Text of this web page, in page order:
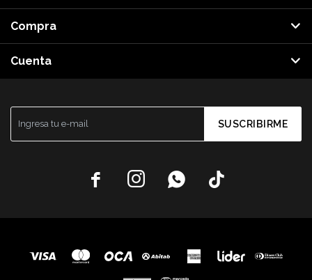
SUSCRIBIRME
   
Compra
Cuenta